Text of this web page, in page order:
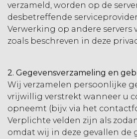
verzameld, worden op de
desbetreffende
Verwerking op andere servers
zoals beschreven in deze
2. Gegevensverzameling en
Wij verzamelen persoonlijke
vrijwillig verstrekt wanneer u
opneemt (bijv. via het
Verplichte velden zijn als
omdat wij in deze gevallen de